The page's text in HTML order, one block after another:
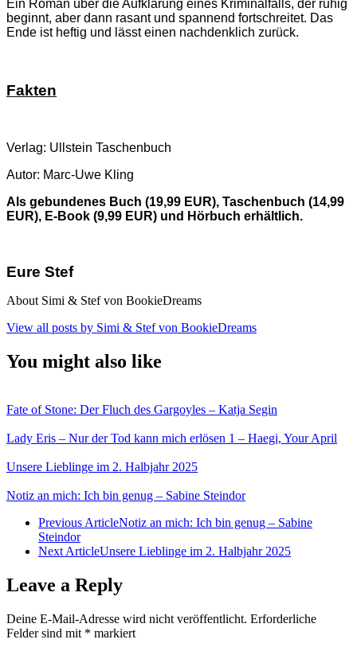
Ein Roman über die Aufklärung eines Kriminalfalls, der ruhig
beginnt, aber dann rasant und spannend fortschreitet. Das
Ende ist heftig und lässt einen nachdenklich zurück.
Fakten
Verlag: Ullstein Taschenbuch
Autor: Marc-Uwe Kling
Als gebundenes Buch (19,99 EUR), Taschenbuch (14,99
EUR), E-Book (9,99 EUR) und Hörbuch erhältlich.
Eure Stef
About Simi & Stef von BookieDreams
View all posts by Simi & Stef von BookieDreams
You might also like
Fate of Stone: Der Fluch des Gargoyles – Katja Segin
Lady Eris – Nur der Tod kann mich erlösen 1 – Haegi, Your April
Unsere Lieblinge im 2. Halbjahr 2025
Notiz an mich: Ich bin genug – Sabine Steindor
Previous ArticleNotiz an mich: Ich bin genug – Sabine
Steindor
Next ArticleUnsere Lieblinge im 2. Halbjahr 2025
Leave a Reply
Deine E-Mail-Adresse wird nicht veröffentlicht. Erforderliche
Felder sind mit * markiert